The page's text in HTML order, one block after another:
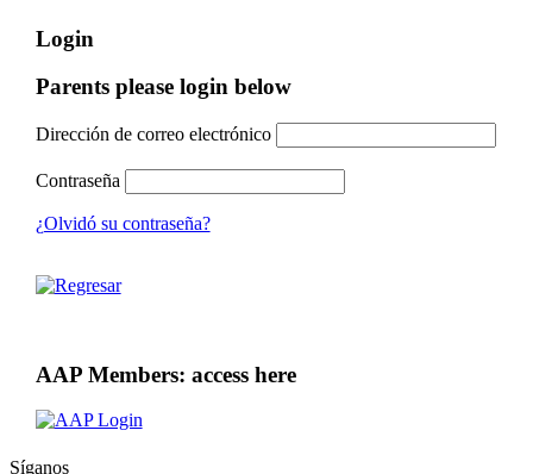
Login
Parents please login below
Dirección de correo electrónico
Contraseña
¿Olvidó su contraseña?
AAP Members: access here
Síganos